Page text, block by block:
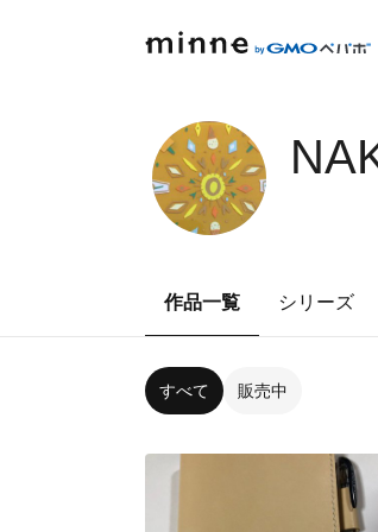
作品一覧 シリーズ
すべて 販売中